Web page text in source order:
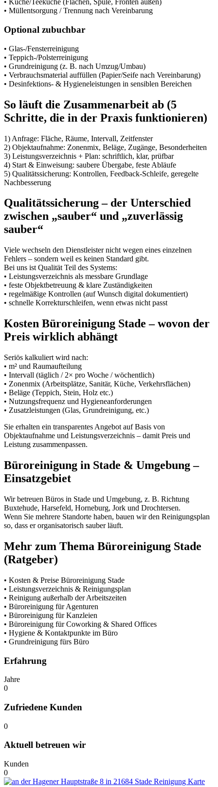
• Küche/Teeküche (Flächen, Spüle, Fronten außen)
• Müllentsorgung / Trennung nach Vereinbarung
Optional zubuchbar
• Glas-/Fensterreinigung
• Teppich-/Polsterreinigung
• Grundreinigung (z. B. nach Umzug/Umbau)
• Verbrauchsmaterial auffüllen (Papier/Seife nach Vereinbarung)
• Desinfektions- & Hygieneleistungen in sensiblen Bereichen
So läuft die Zusammenarbeit ab (5
Schritte, die in der Praxis funktionieren)
1) Anfrage: Fläche, Räume, Intervall, Zeitfenster
2) Objektaufnahme: Zonenmix, Beläge, Zugänge, Besonderheiten
3) Leistungsverzeichnis + Plan: schriftlich, klar, prüfbar
4) Start & Einweisung: saubere Übergabe, feste Abläufe
5) Qualitätssicherung: Kontrollen, Feedback-Schleife, geregelte
Nachbesserung
Qualitätssicherung – der Unterschied
zwischen „sauber“ und „zuverlässig
sauber“
Viele wechseln den Dienstleister nicht wegen eines einzelnen
Fehlers – sondern weil es keinen Standard gibt.
Bei uns ist Qualität Teil des Systems:
• Leistungsverzeichnis als messbare Grundlage
• feste Objektbetreuung & klare Zuständigkeiten
• regelmäßige Kontrollen (auf Wunsch digital dokumentiert)
• schnelle Korrekturschleifen, wenn etwas nicht passt
Kosten Büroreinigung Stade – wovon der
Preis wirklich abhängt
Seriös kalkuliert wird nach:
• m² und Raumaufteilung
• Intervall (täglich / 2× pro Woche / wöchentlich)
• Zonenmix (Arbeitsplätze, Sanitär, Küche, Verkehrsflächen)
• Beläge (Teppich, Stein, Holz etc.)
• Nutzungsfrequenz und Hygieneanforderungen
• Zusatzleistungen (Glas, Grundreinigung, etc.)
Sie erhalten ein transparentes Angebot auf Basis von
Objektaufnahme und Leistungsverzeichnis – damit Preis und
Leistung zusammenpassen.
Büroreinigung in Stade & Umgebung –
Einsatzgebiet
Wir betreuen Büros in Stade und Umgebung, z. B. Richtung
Buxtehude, Harsefeld, Horneburg, Jork und Drochtersen.
Wenn Sie mehrere Standorte haben, bauen wir den Reinigungsplan
so, dass er organisatorisch sauber läuft.
Mehr zum Thema Büroreinigung Stade
(Ratgeber)
• Kosten & Preise Büroreinigung Stade
• Leistungsverzeichnis & Reinigungsplan
• Reinigung außerhalb der Arbeitszeiten
• Büroreinigung für Agenturen
• Büroreinigung für Kanzleien
• Büroreinigung für Coworking & Shared Offices
• Hygiene & Kontaktpunkte im Büro
• Grundreinigung fürs Büro
Erfahrung
Jahre
0
Zufriedene Kunden
0
Aktuell betreuen wir
Kunden
0